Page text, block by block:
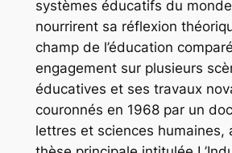
systèmes éducatifs du
nourrirent sa réflexion
champ de l’éducation
engagement sur plusieurs
éducatives et ses travaux
couronnés en 1968 par un
lettres et sciences humaines,